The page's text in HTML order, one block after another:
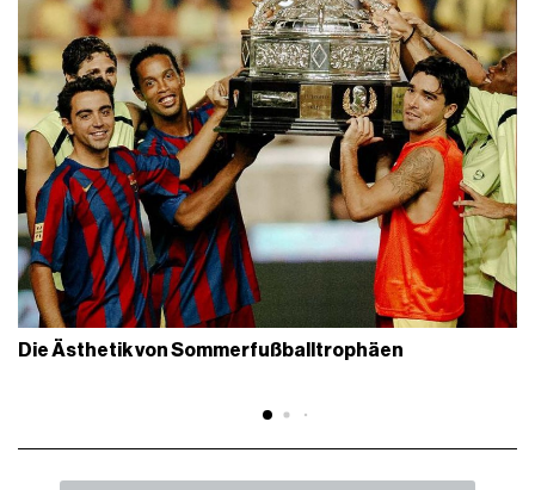
Die Ästhetik von Sommerfußballtrophäen